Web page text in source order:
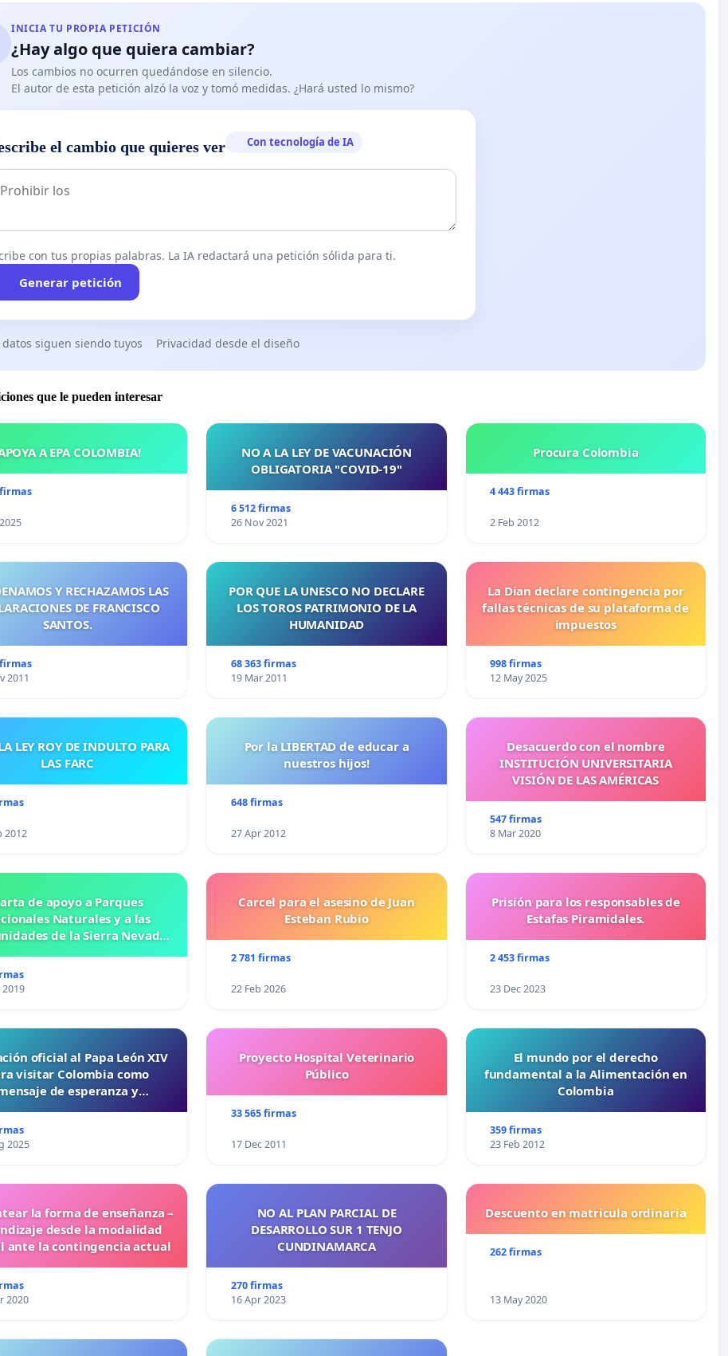
INICIA TU PROPIA PETICIÓN
¿Hay algo que quiera cambiar?
Los cambios no ocurren quedándose en silencio.
El autor de esta petición alzó la voz y tomó medidas. ¿Hará usted lo mismo?
el cambio que quieres ver Con tecnología de IA
con tus propias palabras. La IA redactará una petición sólida para ti.
Generar petición
datos siguen siendo tuyos Privacidad desde el diseño
que le pueden interesar
A EPA COLOMBIA!
NO A LA LEY DE VACUNACIÓN
OBLIGATORIA "COVID-19"
6 512 firmas
26 Nov 2021
Procura Colombia
4 443 firmas
2 Feb 2012
Y RECHAZAMOS LAS
DE FRANCISCO
SANTOS.
2011
POR QUE LA UNESCO NO DECLARE
LOS TOROS PATRIMONIO DE LA
HUMANIDAD
68 363 firmas
19 Mar 2011
La Dian declare contingencia por
fallas técnicas de su plataforma de
impuestos
998 firmas
12 May 2025
LEY ROY DE INDULTO PARA
LAS FARC
2012
Por la LIBERTAD de educar a
nuestros hijos!
648 firmas
27 Apr 2012
Desacuerdo con el nombre
INSTITUCIÓN UNIVERSITARIA
VISIÓN DE LAS AMÉRICAS
547 firmas
8 Mar 2020
de apoyo a Parques
Naturales y a las
de la Sierra Nevada
2019
Carcel para el asesino de Juan
Esteban Rubio
2 781 firmas
22 Feb 2026
Prisión para los responsables de
Estafas Piramidales.
2 453 firmas
23 Dec 2023
oficial al Papa León XIV
visitar Colombia como
de esperanza y
2025
Proyecto Hospital Veterinario
Público
33 565 firmas
17 Dec 2011
El mundo por el derecho
fundamental a la Alimentación en
Colombia
359 firmas
23 Feb 2012
la forma de enseñanza –
desde la modalidad
ante la contingencia actual
2020
NO AL PLAN PARCIAL DE
DESARROLLO SUR 1 TENJO
CUNDINAMARCA
270 firmas
16 Apr 2023
Descuento en matricula ordinaria
262 firmas
13 May 2020